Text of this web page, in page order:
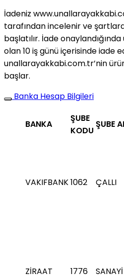
İadeniz
tarafından incelenir ve
başlatılır. İade
olan 10 iş günü içerisinde iade
unallarayakkabi.com.tr’nin
başlar.
Banka Hesap Bilgileri
BANKA
ŞUBE
KODU
ŞUBE
VAKIFBANK1062 ÇALLI
ZİRAAT 1776 SANAYİ